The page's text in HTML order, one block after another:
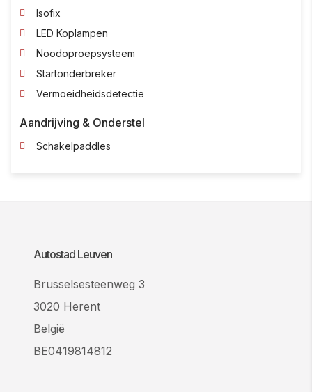
Isofix
LED Koplampen
Noodoproepsysteem
Startonderbreker
Vermoeidheidsdetectie
Aandrijving & Onderstel
Schakelpaddles
Autostad Leuven
Brusselsesteenweg 3
3020 Herent
België
BE0419814812